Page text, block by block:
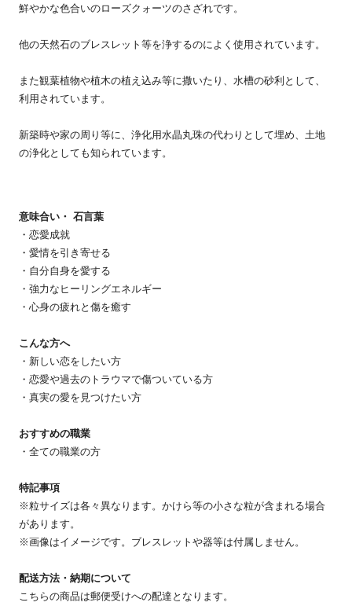
鮮やかな色合いのローズクォーツのさざれです。
他の天然石のブレスレット等を浄するのによく使用されています。
また観葉植物や植木の植え込み等に撒いたり、水槽の砂利として、
利用されています。
新築時や家の周り等に、浄化用水晶丸珠の代わりとして埋め、土地
の浄化としても知られています。
意味合い・ 石言葉
・恋愛成就
・愛情を引き寄せる
・自分自身を愛する
・強力なヒーリングエネルギー
・心身の疲れと傷を癒す
こんな方へ
・新しい恋をしたい方
・恋愛や過去のトラウマで傷ついている方
・真実の愛を見つけたい方
おすすめの職業
・全ての職業の方
特記事項
※粒サイズは各々異なります。かけら等の小さな粒が含まれる場合
があります。
※画像はイメージです。ブレスレットや器等は付属しません。
配送方法・納期について
こちらの商品は郵便受けへの配達となります。